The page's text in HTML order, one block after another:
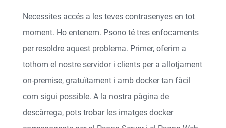
Necessites accés a les teves contrasenyes en tot
moment. Ho entenem. Psono té tres enfocaments
per resoldre aquest problema. Primer, oferim a
tothom el nostre servidor i clients per a allotjament
on-premise, gratuïtament i amb docker tan fàcil
com sigui possible. A la nostra pàgina de
descàrrega, pots trobar les imatges docker